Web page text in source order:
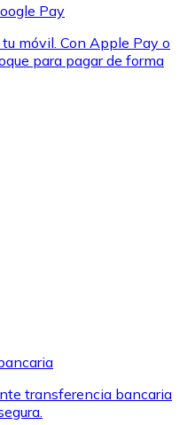
o realiza compras
para comprar
Pay
móvil. Con Apple Pay o
para pagar de forma
transferencia bancaria